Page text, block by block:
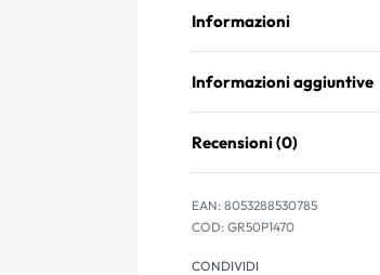
Informazioni
Informazioni aggiuntive
Recensioni (0)
EAN: 8053288530785
GR50P1470
CONDIVIDI